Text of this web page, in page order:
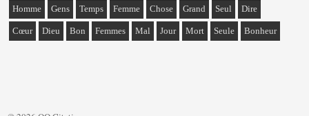
Homme Gens Temps Femme Chose Grand Seul Dire
Cœur Dieu Bon Femmes Mal Jour Mort Seule Bonheur